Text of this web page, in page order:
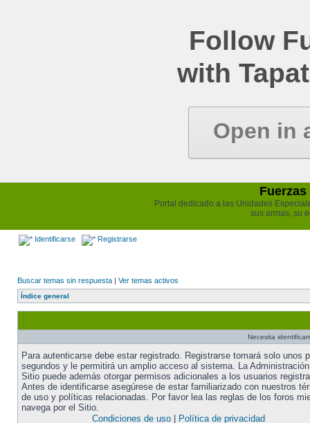
Follow
with
Open in
Portal dedicado a las Unidades
sus armas, su
Identificarse Registrarse
Buscar temas sin respuesta | Ver temas activos
Índice general
Necesita
Para autenticarse debe estar registrado. Registrarse tomará solo unos
segundos y le permitirá un amplio acceso al sistema. La
Sitio puede además otorgar permisos adicionales a los usuarios
Antes de identificarse asegúrese de estar familiarizado con nuestros
de uso y políticas relacionadas. Por favor lea las reglas de los foros
navega por el Sitio.
Condiciones de uso| Política de privacidad